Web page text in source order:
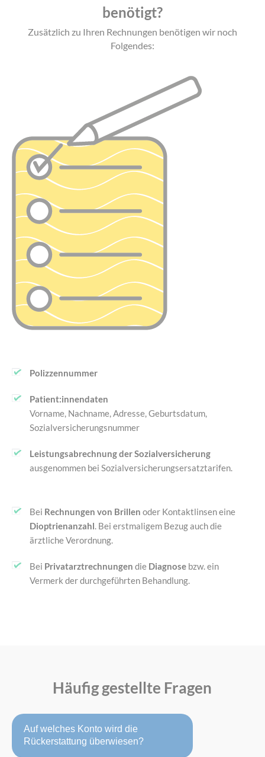
benötigt?
Zusätzlich zu Ihren Rechnungen benötigen wir noch
Folgendes:
Polizzennummer
Patient:innendaten
Vorname, Nachname, Adresse, Geburtsdatum,
Sozialversicherungsnummer
Leistungsabrechnung der Sozialversicherung
ausgenommen bei Sozialversicherungsersatztarifen.
Bei Rechnungen von Brillen oder Kontaktlinsen eine
Dioptrienanzahl. Bei erstmaligem Bezug auch die
ärztliche Verordnung.
Bei Privatarztrechnungen die Diagnose bzw. ein
Vermerk der durchgeführten Behandlung.
Häufig gestellte Fragen
Auf welches Konto wird die
Rückerstattung überwiesen?